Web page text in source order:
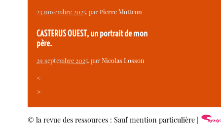
23 novembre 2025, parPierre Mottron
CASTERUS OUEST, un portrait de mon
père.
29 septembre 2025, parNicolas Losson
<
>
© la revue des ressources : Sauf mention particulière |